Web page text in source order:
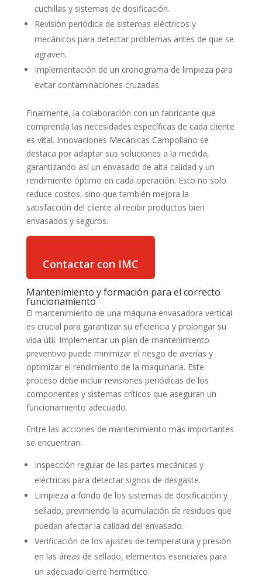
cuchillas y sistemas de dosificación.
Revisión periódica de sistemas eléctricos y
mecánicos para detectar problemas antes de que se
agraven.
Implementación de un cronograma de limpieza para
evitar contaminaciones cruzadas.
Finalmente, la colaboración con un fabricante que
comprenda las necesidades específicas de cada cliente
es vital. Innovaciones Mecánicas Campollano se
destaca por adaptar sus soluciones a la medida,
garantizando así un envasado de alta calidad y un
rendimiento óptimo en cada operación. Esto no solo
reduce costos, sino que también mejora la
satisfacción del cliente al recibir productos bien
envasados y seguros.
Contactar con IMC
Mantenimiento y formación para el correcto
funcionamiento
El mantenimiento de una máquina envasadora vertical
es crucial para garantizar su eficiencia y prolongar su
vida útil. Implementar un plan de mantenimiento
preventivo puede minimizar el riesgo de averías y
optimizar el rendimiento de la maquinaria. Este
proceso debe incluir revisiones periódicas de los
componentes y sistemas críticos que aseguran un
funcionamiento adecuado.
Entre las acciones de mantenimiento más importantes
se encuentran:
Inspección regular de las partes mecánicas y
eléctricas para detectar signos de desgaste.
Limpieza a fondo de los sistemas de dosificación y
sellado, previniendo la acumulación de residuos que
puedan afectar la calidad del envasado.
Verificación de los ajustes de temperatura y presión
en las áreas de sellado, elementos esenciales para
un adecuado cierre hermético.